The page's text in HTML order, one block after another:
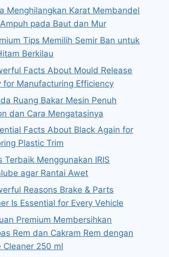
Menghilangkan Karat Membandel
pada Baut dan Mur
Tips Memilih Semir Ban untuk
Berkilau
Facts About Mould Release
for Manufacturing Efficiency
Ruang Bakar Mesin Penuh
dan Cara Mengatasinya
Facts About Black Again for
Plastic Trim
Terbaik Menggunakan IRIS
agar Rantai Awet
Reasons Brake & Parts
Is Essential for Every Vehicle
Premium Membersihkan
Rem dan Cakram Rem dengan
Cleaner 250 ml